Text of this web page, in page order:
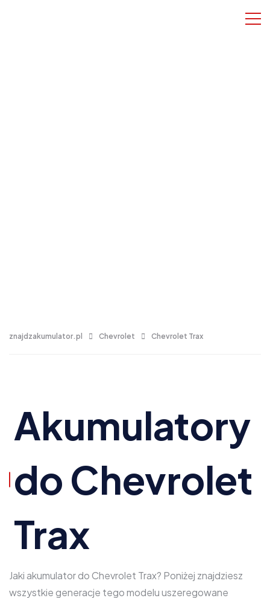
znajdzakumulator.pl Chevrolet Chevrolet Trax
Akumulatory
do Chevrolet
Trax
Jaki akumulator do Chevrolet Trax? Poniżej znajdziesz
wszystkie generacje tego modelu uszeregowane